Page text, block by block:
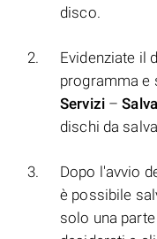
disco.
Evidenziate il
programma e
Servizi–
dischi da
Dopo l'avvio
è possibile
solo una